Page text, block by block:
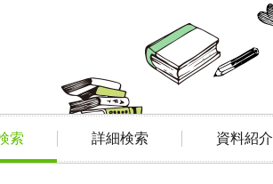
索 詳細検索 資料紹介